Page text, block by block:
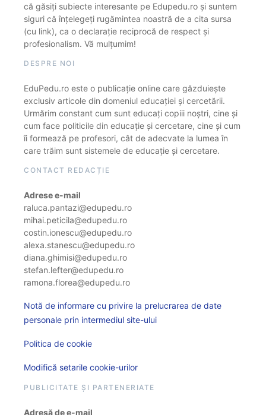
că găsiți subiecte interesante pe Edupedu.ro și suntem
siguri că înțelegeți rugămintea noastră de a cita sursa
(cu link), ca o declarație reciprocă de respect și
profesionalism. Vă mulțumim!
DESPRE NOI
EduPedu.ro este o publicație online care găzduiește
exclusiv articole din domeniul educației și cercetării.
Urmărim constant cum sunt educați copiii noștri, cine și
cum face politicile din educație și cercetare, cine și cum
îi formează pe profesori, cât de adecvate la lumea în
care trăim sunt sistemele de educație și cercetare.
CONTACT REDACȚIE
Adrese e-mail
raluca.pantazi@edupedu.ro
mihai.peticila@edupedu.ro
costin.ionescu@edupedu.ro
alexa.stanescu@edupedu.ro
diana.ghimisi@edupedu.ro
stefan.lefter@edupedu.ro
ramona.florea@edupedu.ro
Notă de informare cu privire la prelucrarea de date
personale prin intermediul site-ului
Politica de cookie
Modifică setarile cookie-urilor
PUBLICITATE ȘI PARTENERIATE
Adresă de e-mail